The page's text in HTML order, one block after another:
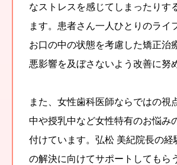
なストレスを感じてしまったりす
ます。患者さん一人ひとりのライ
お口の中の状態を考慮した矯正治
悪影響を及ぼさないよう改善に努
また、女性歯科医師ならではの視
中や授乳中など女性特有のお悩み
付けています。弘松 美紀院長の経
の解決に向けてサポートしてもら